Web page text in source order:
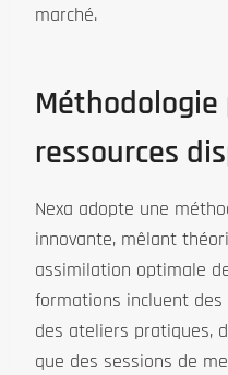
marché.
ressources
Nexa adopte une
innovante, mêlant
assimilation optimale
formations incluent
des ateliers pratiques,
que des sessions de